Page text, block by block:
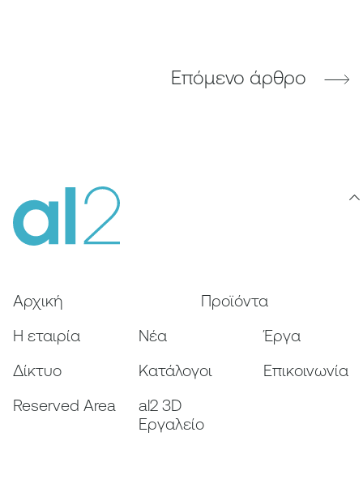
Επόμενο άρθρο
Αρχική
Προϊόντα
Η εταιρία
Nέα
Έργα
Δίκτυο
Κατάλογοι
Επικοινωνία
Reserved Area
al2 3D
Εργαλείο